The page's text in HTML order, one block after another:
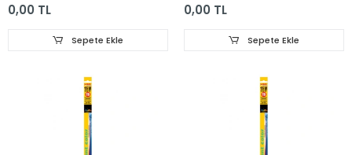
0,00 TL
Sepete Ekle
0,00 TL
Sepete Ekle